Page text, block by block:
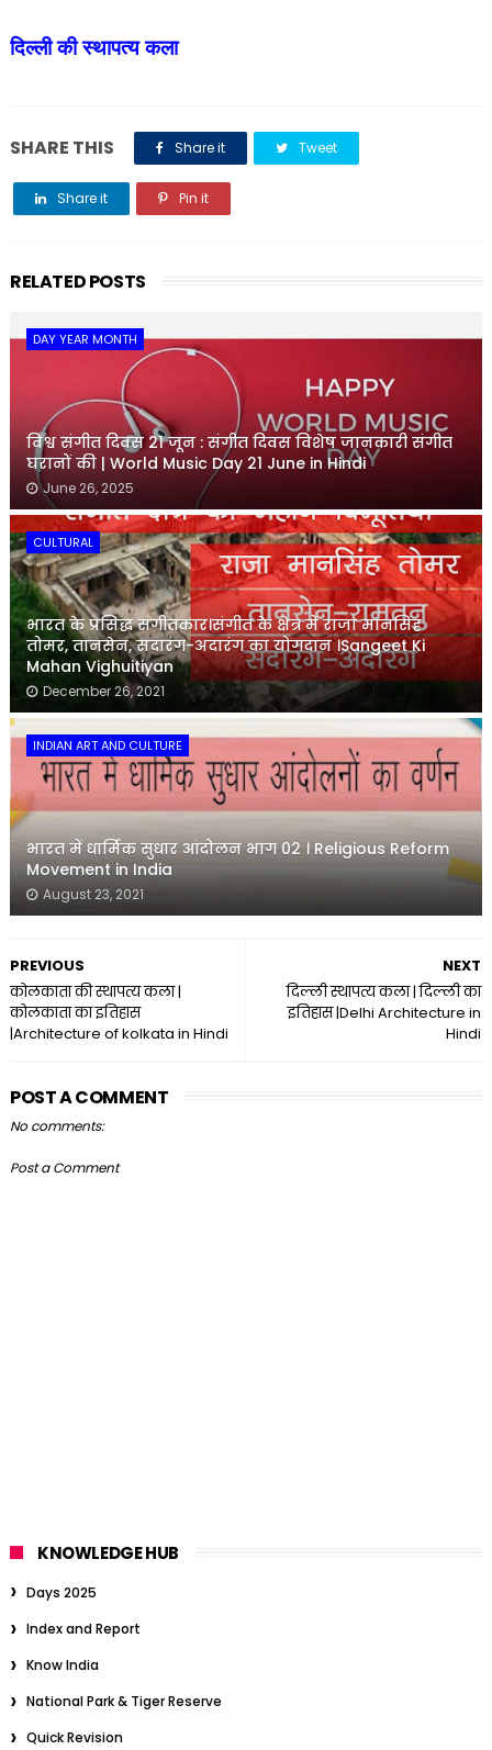
दिल्ली कीस्थापत्य कला
SHARE THIS Share it Tweet
Share it Pin it
RELATED POSTS
DAY YEAR MONTH
विश्व संगीत दिवस 21 जून : संगीत दिवस विशेष जानकारी संगीत
घरानों की | World Music Day 21 June in Hindi
June 26, 2025
CULTURAL
भारत के प्रसिद्ध संगीतकार।संगीत के क्षेत्र में राजा मानसिंह
तोमर, तानसेन, सदारंग-अदारंग का योगदान ।Sangeet Ki
Mahan Vighuitiyan
December 26, 2021
INDIAN ART AND CULTURE
भारत में धार्मिक सुधार आंदोलन भाग 02 । Religious Reform
Movement in India
August 23, 2021
NEXT
दिल्ली स्थापत्य कला | दिल्ली का
इतिहास |Delhi Architecture in
Hindi
PREVIOUS
कोलकाता की स्थापत्य कला |
कोलकाता का इतिहास
|Architecture of kolkata in Hindi
POST A COMMENT
No comments:
Post a Comment
KNOWLEDGE HUB
Days 2025
Index and Report
Know India
National Park & Tiger Reserve
Quick Revision